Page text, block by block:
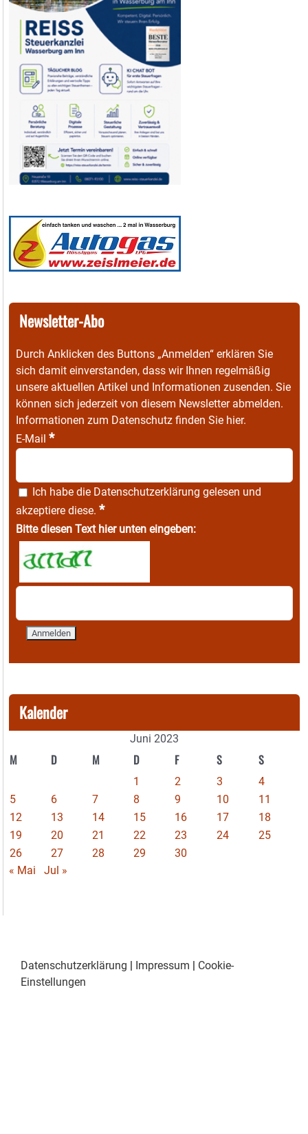
Newsletter-Abo
Durch Anklicken des Buttons „Anmelden“ erklären Sie
sich damit einverstanden, dass wir Ihnen regelmäßig
unsere aktuellen Artikel und Informationen zusenden. Sie
können sich jederzeit von diesem Newsletter abmelden.
Informationen zum Datenschutz finden Sie hier.
E-Mail *
Ich habe die Datenschutzerklärung gelesen und
akzeptiere diese. *
Bitte diesen Text hier unten eingeben:
Kalender
Juni 2023
M D M D F S S
1 2 3
4
5
6 7 8 9 10
11
12
13 14 15 16 17
18
19
20 21 22 23 24
25
26
27 28 29
30
« Mai
Jul »
Datenschutzerklärung | Impressum | Cookie-
Einstellungen